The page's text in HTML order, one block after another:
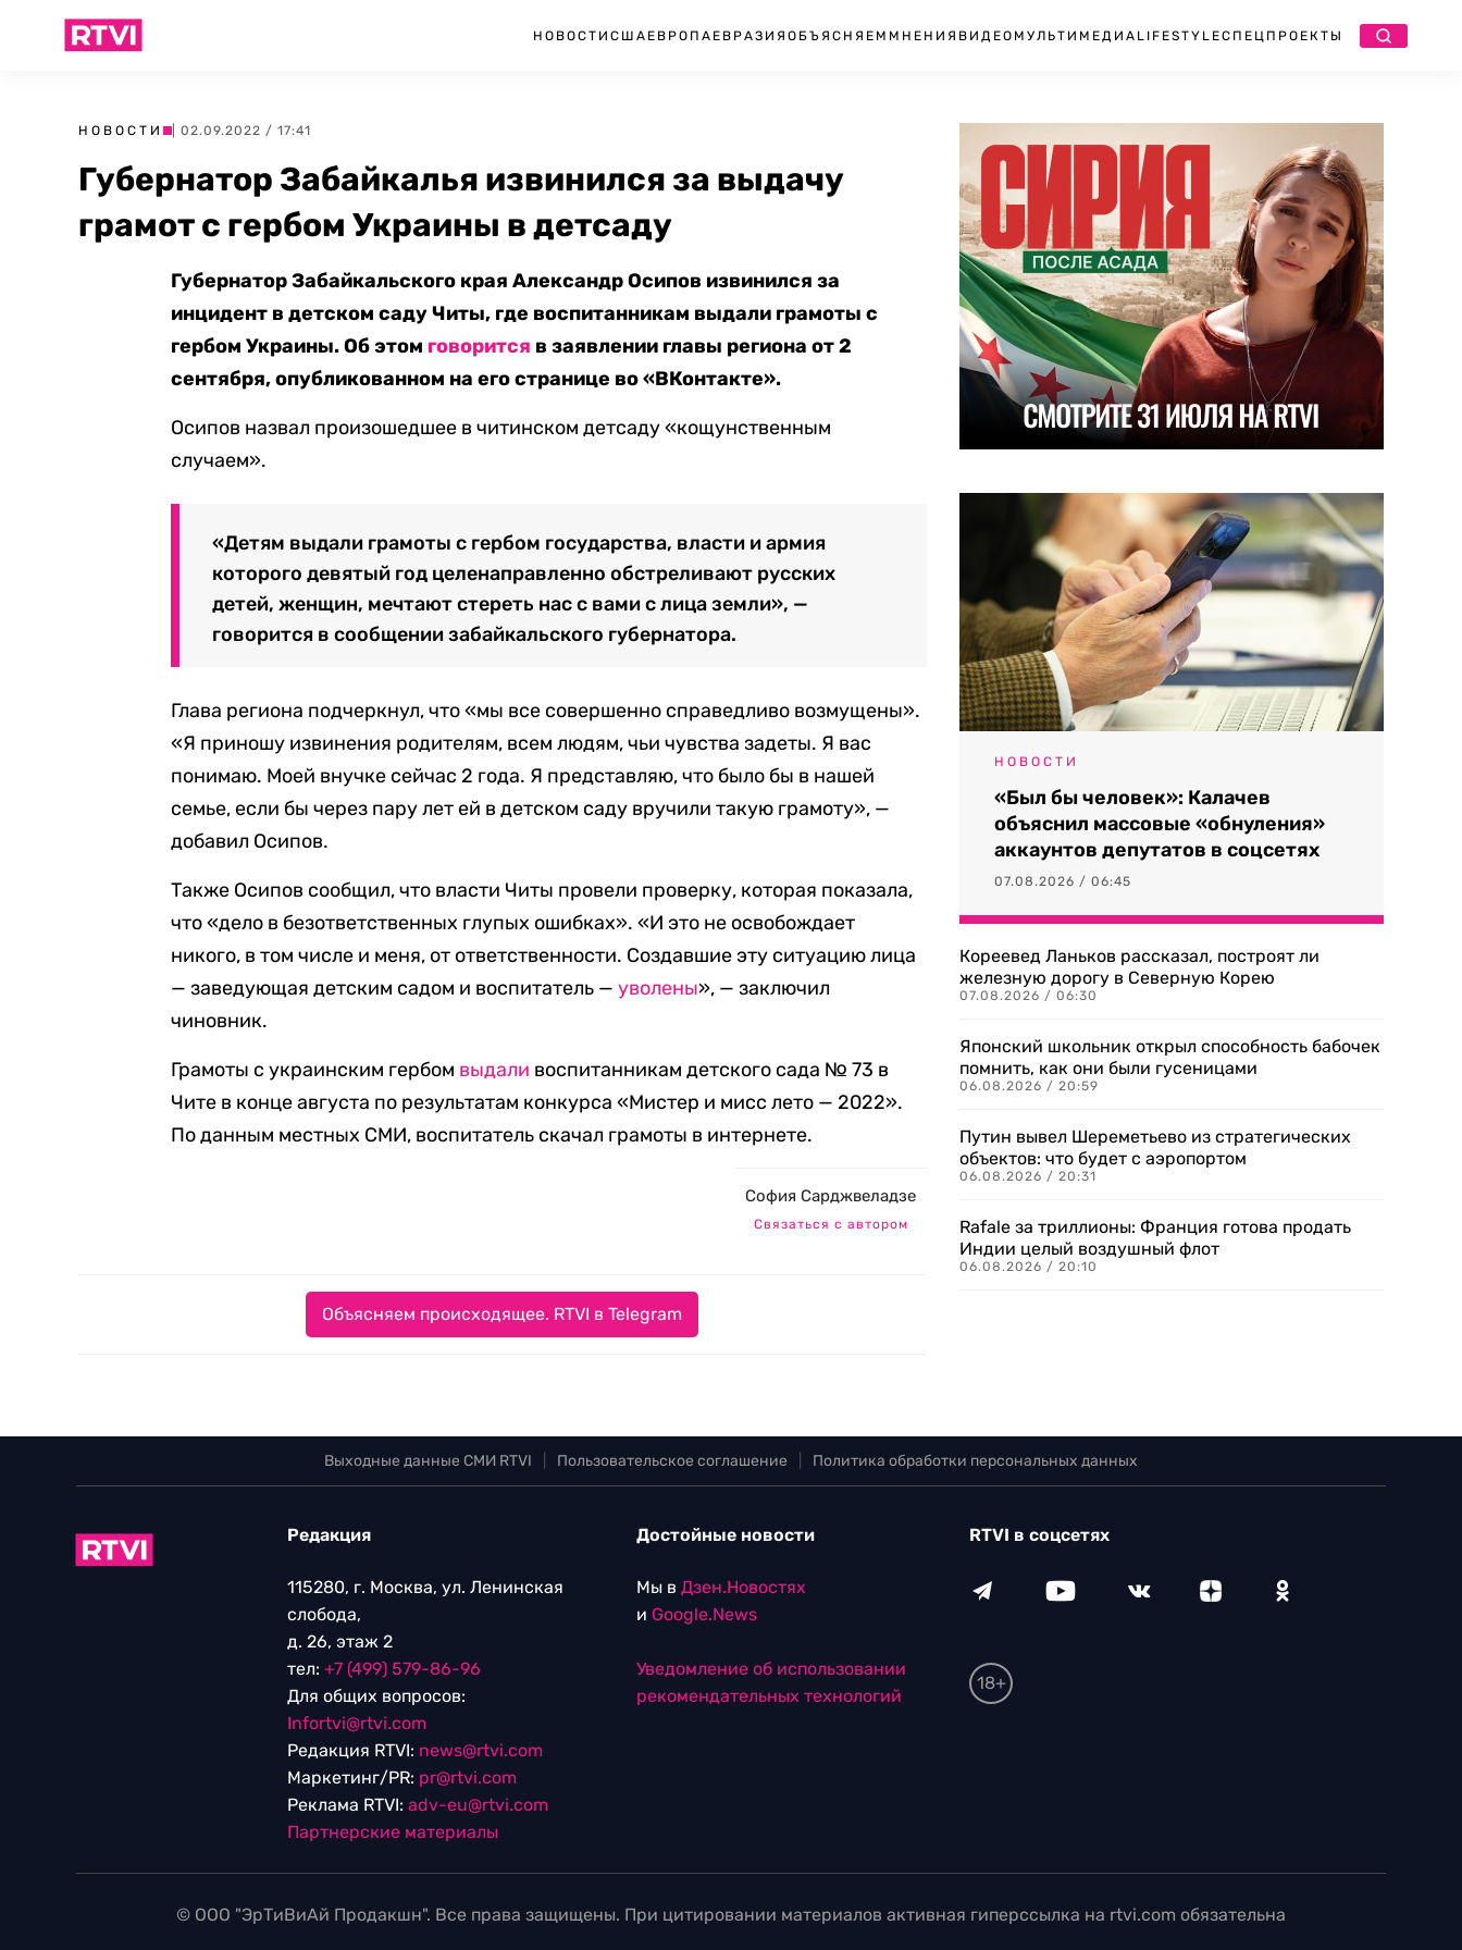
НОВОСТИ США ЕВРОПА ЕВРАЗИЯ ОБЪЯСНЯЕМ МНЕНИЯ ВИДЕО МУЛЬТИМЕДИА LIFESTYLEСПЕЦПРОЕКТЫ
НОВОСТИ | 02.09.2022 / 17:41
Губернатор Забайкалья извинился за выдачу
грамот с гербом Украины в детсаду
Губернатор Забайкальского края Александр Осипов извинился за
инцидент в детском саду Читы, где воспитанникам выдали грамоты с
гербом Украины. Об этом говорится в заявлении главы региона от 2
сентября, опубликованном на его странице во «ВКонтакте».
Осипов назвал произошедшее в читинском детсаду «кощунственным
случаем».
«Детям выдали грамоты с гербом государства, власти и армия
которого девятый год целенаправленно обстреливают русских
детей, женщин, мечтают стереть нас с вами с лица земли», —
говорится в сообщении забайкальского губернатора.
Глава региона подчеркнул, что «мы все совершенно справедливо возмущены».
«Я приношу извинения родителям, всем людям, чьи чувства задеты. Я вас
понимаю. Моей внучке сейчас 2 года. Я представляю, что было бы в нашей
семье, если бы через пару лет ей в детском саду вручили такую грамоту», —
добавил Осипов.
Также Осипов сообщил, что власти Читы провели проверку, которая показала,
что «дело в безответственных глупых ошибках». «И это не освобождает
никого, в том числе и меня, от ответственности. Создавшие эту ситуацию лица
— заведующая детским садом и воспитатель —уволены», — заключил
чиновник.
Грамоты с украинским гербом выдали воспитанникам детского сада № 73 в
Чите в конце августа по результатам конкурса «Мистер и мисс лето — 2022».
По данным местных СМИ, воспитатель скачал грамоты в интернете.
София Сарджвеладзе
Связаться с автором
Объясняем происходящее. RTVI в Telegram
НОВОСТИ
«Был бы человек»: Калачев
объяснил массовые «обнуления»
аккаунтов депутатов в соцсетях
07.08.2026 / 06:45
Кореевед Ланьков рассказал, построят ли
железную дорогу в Северную Корею
07.08.2026 / 06:30
Японский школьник открыл способность бабочек
помнить, как они были гусеницами
06.08.2026 / 20:59
Путин вывел Шереметьево из стратегических
объектов: что будет с аэропортом
06.08.2026 / 20:31
Rafale за триллионы: Франция готова продать
Индии целый воздушный флот
06.08.2026 / 20:10
Выходные данные СМИ RTVI Пользовательское соглашение Политика обработки персональных данных
Редакция
115280, г. Москва, ул. Ленинская
слобода,
д. 26, этаж 2
тел: +7 (499) 579-86-96
Для общих вопросов:
Infortvi@rtvi.com
Редакция RTVI: news@rtvi.com
Маркетинг/PR: pr@rtvi.com
Реклама RTVI: adv-eu@rtvi.com
Партнерские материалы
Достойные новости
Мы в Дзен.Новостях
и Google.News
Уведомление об использовании
рекомендательных технологий
RTVI в соцсетях
18+
© ООО "ЭрТиВиАй Продакшн". Все права защищены. При цитировании материалов активная гиперссылка на rtvi.com обязательна